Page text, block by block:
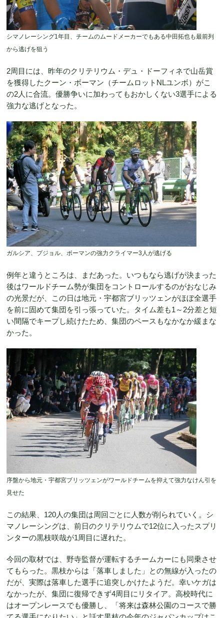
シマノレーシング1年目、チームのムードメーカーでもある中田拓也も最前列
から逃げを狙う
2周目には、昨年のクリテリウム・デュ・ドーフィネで山岳賞
を獲得したクーン・ボーマン（チームロットNLユンボ）がこ
の2人に合流。優勝争いに加わってもおかしくない3選手による
強力な逃げとなった。
ガルシア、プジョル、ボーマンの強力クライマー3人が逃げる
例年と違うところは、まだあった。いつもなら逃げが決まった
後はワールドチーム勢が集団をコントロールするのがおなじみ
の光景だが、この日は地元・宇都宮ブリッツェンがほぼ全選手
を前に固めて集団を引っ張っていた。タイム差も1～2分差と短
い間隔でキープし続けたため、集団のペースもなかなか緩まな
かった。
序盤から地元・宇都宮ブリッツェンがワールドチームを抑えて強力なけん引を
見せた
この結果、120人の集団は周回ごとに人数が削られていく。シ
マノレーシングは、前日のクリテリウムで12位に入ったスプリ
ンターの黒枝咲哉が1周目に遅れた。
今回の取材では、野寺監督が運転するチームカーにも同乗させ
てもらった。黒枝からは「落車しました」との無線が入ったの
だが、実際は落車した選手に追突しかけたようだ。幸いケガは
なかったが、集団に復帰できず4周目にリタイア。高校時代に
はオープンレースでも優勝し、「将来は森林公園のコースで勝